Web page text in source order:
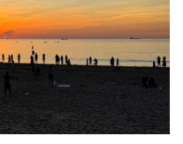
Tình yêu - Gia đình